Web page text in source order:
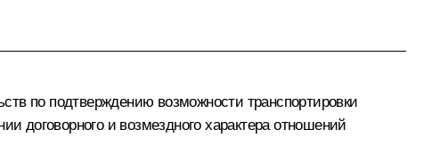
по подтверждению возможности транспортировки
договорного и возмездного характера отношений